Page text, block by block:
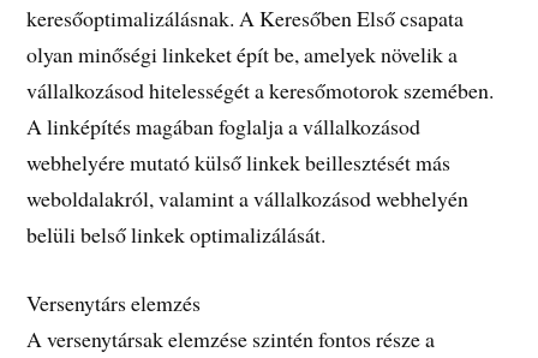
keresőoptimalizálásnak. A Keresőben Első csapata
olyan minőségi linkeket épít be, amelyek növelik a
vállalkozásod hitelességét a keresőmotorok szemében.
A linképítés magában foglalja a vállalkozásod
webhelyére mutató külső linkek beillesztését más
weboldalakról, valamint a vállalkozásod webhelyén
belüli belső linkek optimalizálását.
Versenytárs elemzés
A versenytársak elemzése szintén fontos része a